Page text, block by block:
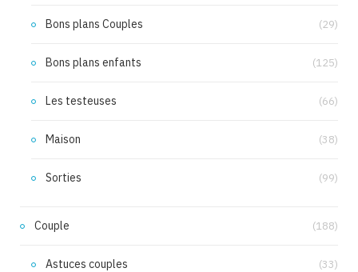
Bons plans Couples (29)
Bons plans enfants (125)
Les testeuses (66)
Maison (38)
Sorties (99)
Couple (188)
Astuces couples (33)